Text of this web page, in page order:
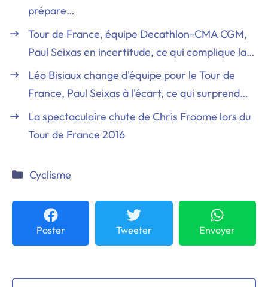
prépare…
Tour de France, équipe Decathlon-CMA CGM,
Paul Seixas en incertitude, ce qui complique la…
Léo Bisiaux change d'équipe pour le Tour de
France, Paul Seixas à l'écart, ce qui surprend…
La spectaculaire chute de Chris Froome lors du
Tour de France 2016
Catégories
Cyclisme
Poster Tweeter Envoyer